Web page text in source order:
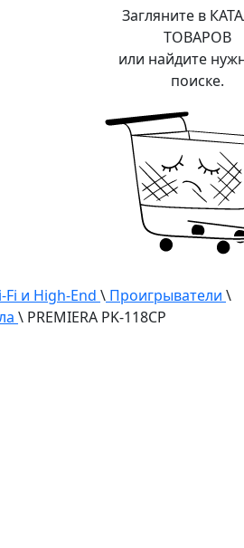
Загляните в
ТОВАРОВ
или найдите
поиске.
Fi и High-End \ Проигрыватели \
\ PREMIERA PK-118CP